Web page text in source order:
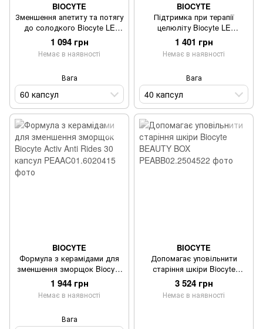
BIOCYTE
Зменшення апетиту та потягу
до солодкого Biocyte LE
CAPTEUR 60 капсул
1 094 грн
Немає в наявності
Вага
60 капсул
BIOCYTE
Підтримка при терапії
целюліту Biocyte LE
CELLULISLIM 40 капсул
1 401 грн
Немає в наявності
Вага
40 капсул
BIOCYTE
Формула з керамідами для
зменшення зморщок Biocyte
Activ Anti Rides 30 капсул
1 944 грн
Немає в наявності
Вага
BIOCYTE
Допомагає уповільнити
старіння шкіри Biocyte
BEAUTY BOX
3 524 грн
Немає в наявності